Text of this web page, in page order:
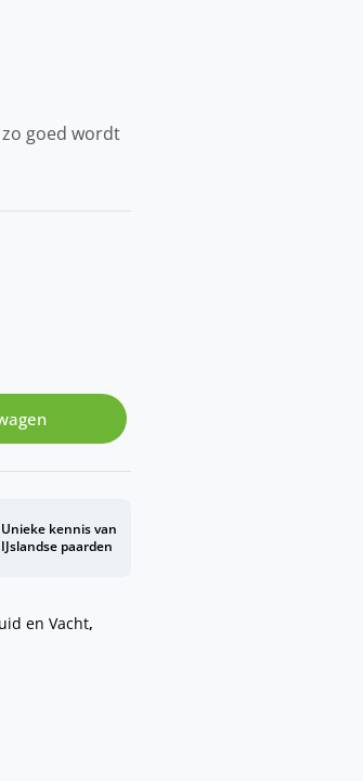
goed wordt
Unieke kennis van
IJslandse paarden
en Vacht,